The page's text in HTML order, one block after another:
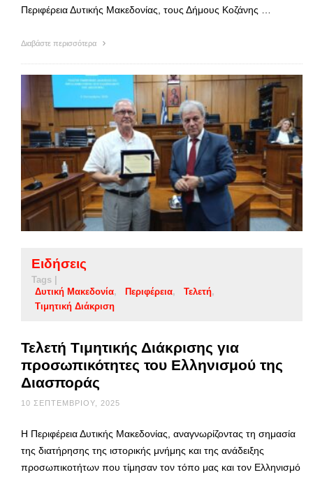
Περιφέρεια Δυτικής Μακεδονίας, τους Δήμους Κοζάνης …
Διαβάστε περισσότερα
Ειδήσεις
Tags |
Δυτική Μακεδονία
Περιφέρεια
Τελετή
Τιμητική Διάκριση
Τελετή Τιμητικής Διάκρισης για
προσωπικότητες του Ελληνισμού της
Διασποράς
10 ΣΕΠΤΕΜΒΡΊΟΥ, 2025
Η Περιφέρεια Δυτικής Μακεδονίας, αναγνωρίζοντας τη σημασία
της διατήρησης της ιστορικής μνήμης και της ανάδειξης
προσωπικοτήτων που τίμησαν τον τόπο μας και τον Ελληνισμό